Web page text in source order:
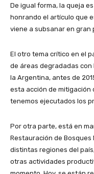
De igual forma, la queja
honrando el artículo que
viene a subsanar en gran
El otro tema crítico en el
de áreas degradadas
la Argentina, antes de
esta acción de mitigación
tenemos ejecutados los
Por otra parte, está en
Restauración de
distintas regiones del
otras actividades